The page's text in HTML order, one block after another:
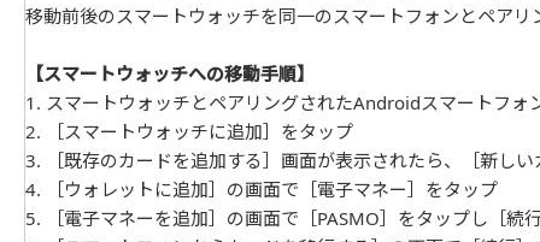
移動前後のスマートウォッチを同一のスマートフォンとペア
【スマートウォッチへの移動手順】
1. スマートウォッチとペアリングされたAndroidスマートフ
2. ［スマートウォッチに追加］をタップ
3. ［既存のカードを追加する］画面が表示されたら、［新し
4. ［ウォレットに追加］の画面で［電子マネー］をタップ
5. ［電子マネーを追加］の画面で［PASMO］をタップし［続